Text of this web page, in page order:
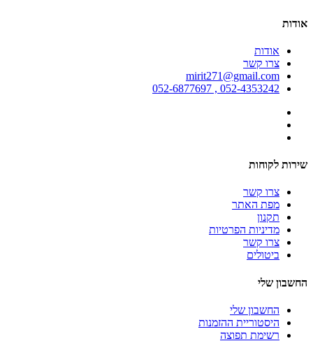
אודות
אודות
צרו קשר
mirit271@gmail.com
052-4353242 , 052-6877697
שירות לקוחות
צרו קשר
מפת האתר
תקנון
מדיניות הפרטיות
צרו קשר
ביטולים
החשבון שלי
החשבון שלי
היסטוריית ההזמנות
רשימת תפוצה